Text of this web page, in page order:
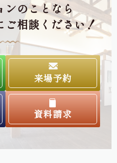
ンのことなら
ご相談ください！
来場予約
資料請求